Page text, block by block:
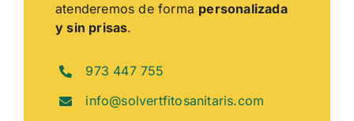
atenderemos de forma personalizada
y sin prisas.
973 447 755
info@solvertfitosanitaris.com